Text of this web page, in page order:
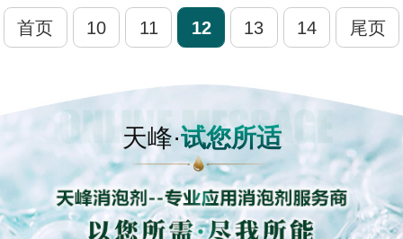
首页 10 11 12 13 14 尾页
天峰·试您所适